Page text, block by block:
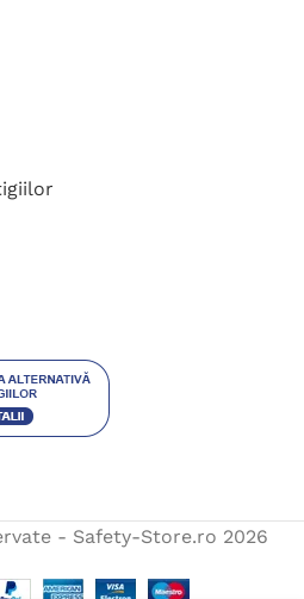
- Safety-Store.ro 2026